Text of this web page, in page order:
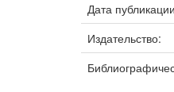
Дата
Издательство: